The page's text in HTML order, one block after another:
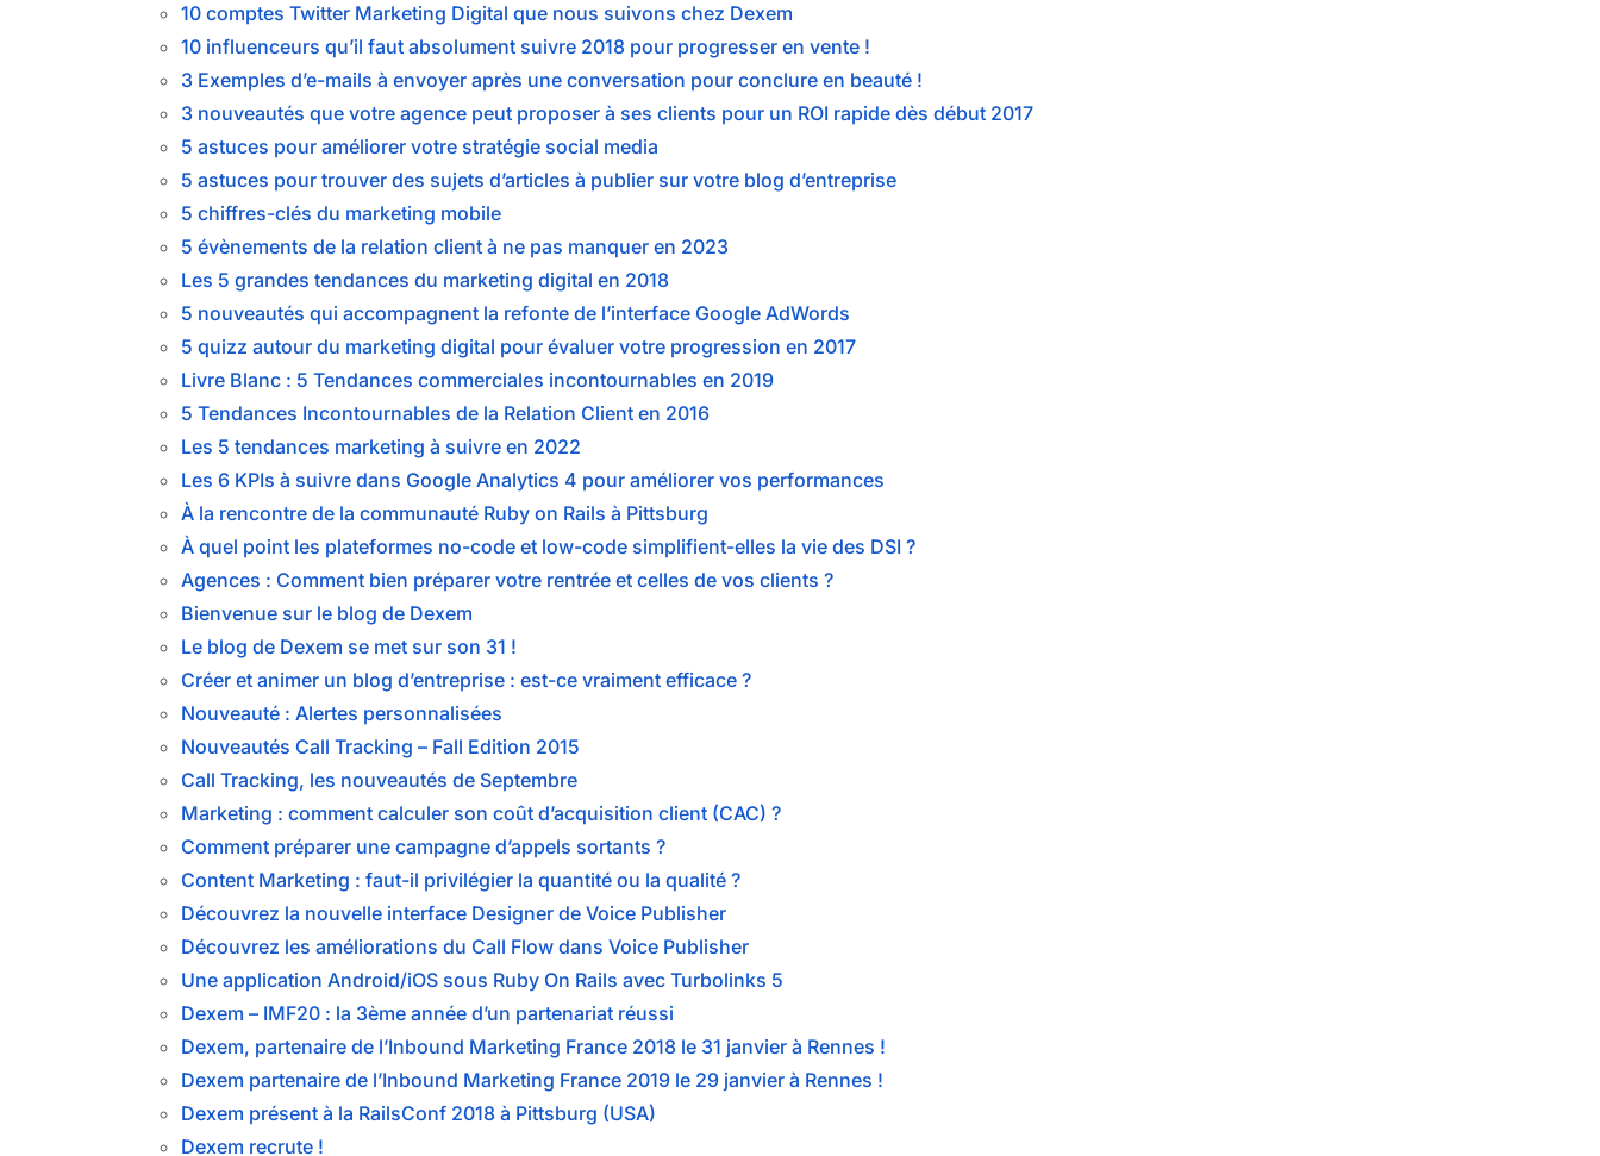
10 comptes Twitter Marketing Digital que nous suivons chez Dexem
10 influenceurs qu’il faut absolument suivre 2018 pour progresser en vente !
3 Exemples d’e-mails à envoyer après une conversation pour conclure en beauté !
3 nouveautés que votre agence peut proposer à ses clients pour un ROI rapide dès début 2017
5 astuces pour améliorer votre stratégie social media
5 astuces pour trouver des sujets d’articles à publier sur votre blog d’entreprise
5 chiffres-clés du marketing mobile
5 évènements de la relation client à ne pas manquer en 2023
Les 5 grandes tendances du marketing digital en 2018
5 nouveautés qui accompagnent la refonte de l’interface Google AdWords
5 quizz autour du marketing digital pour évaluer votre progression en 2017
Livre Blanc : 5 Tendances commerciales incontournables en 2019
5 Tendances Incontournables de la Relation Client en 2016
Les 5 tendances marketing à suivre en 2022
Les 6 KPIs à suivre dans Google Analytics 4 pour améliorer vos performances
À la rencontre de la communauté Ruby on Rails à Pittsburg
À quel point les plateformes no-code et low-code simplifient-elles la vie des DSI ?
Agences : Comment bien préparer votre rentrée et celles de vos clients ?
Bienvenue sur le blog de Dexem
Le blog de Dexem se met sur son 31 !
Créer et animer un blog d’entreprise : est-ce vraiment efficace ?
Nouveauté : Alertes personnalisées
Nouveautés Call Tracking – Fall Edition 2015
Call Tracking, les nouveautés de Septembre
Marketing : comment calculer son coût d’acquisition client (CAC) ?
Comment préparer une campagne d’appels sortants ?
Content Marketing : faut-il privilégier la quantité ou la qualité ?
Découvrez la nouvelle interface Designer de Voice Publisher
Découvrez les améliorations du Call Flow dans Voice Publisher
Une application Android/iOS sous Ruby On Rails avec Turbolinks 5
Dexem – IMF20 : la 3ème année d’un partenariat réussi
Dexem, partenaire de l’Inbound Marketing France 2018 le 31 janvier à Rennes !
Dexem partenaire de l’Inbound Marketing France 2019 le 29 janvier à Rennes !
Dexem présent à la RailsConf 2018 à Pittsburg (USA)
Dexem recrute !